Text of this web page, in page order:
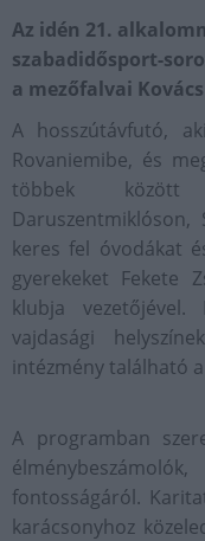
Az idén 21.
szabadidősport-
a mezőfalvai
A hosszútávfutó,
Rovaniemibe, és
többek között
Daruszentmiklóson,
keres fel óvodákat
gyerekeket Fekete
klubja
vajdasági
intézmény található
A programban
fontosságáról.
karácsonyhoz